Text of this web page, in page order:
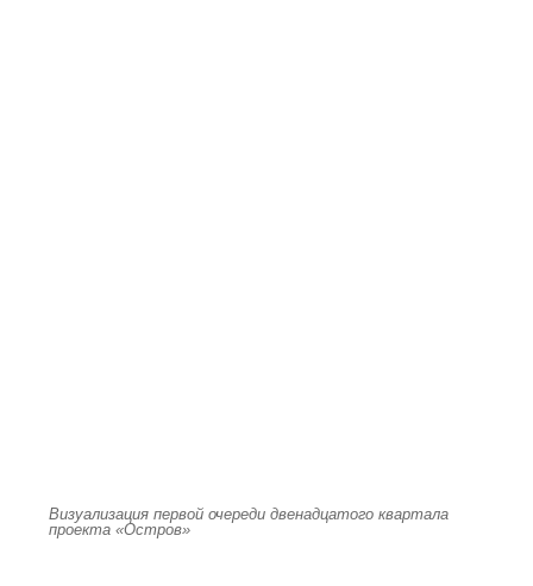
Визуализация первой очереди двенадцатого квартала
проекта «Остров»